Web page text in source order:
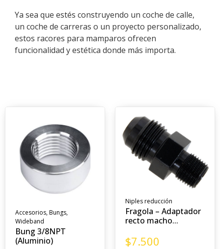
Ya sea que estés construyendo un coche de calle,
un coche de carreras o un proyecto personalizado,
estos racores para mamparos ofrecen
funcionalidad y estética donde más importa.
Accesorios,Bungs,
Wideband
Bung 3/8NPT
(Aluminio)
Niples reducción
Fragola – Adaptador
recto macho...
$7.500